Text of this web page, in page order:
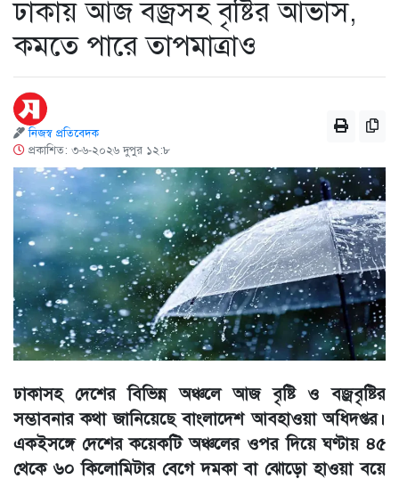
ঢাকায় আজ বজ্রসহ বৃষ্টির আভাস,
কমতে পারে তাপমাত্রাও
নিজস্ব প্রতিবেদক
প্রকাশিত: ৩-৬-২০২৬ দুপুর ১২:৮
ঢাকাসহ দেশের বিভিন্ন অঞ্চলে আজ বৃষ্টি ও বজ্রবৃষ্টির
সম্ভাবনার কথা জানিয়েছে বাংলাদেশ আবহাওয়া অধিদপ্তর।
একইসঙ্গে দেশের কয়েকটি অঞ্চলের ওপর দিয়ে ঘণ্টায় ৪৫
থেকে ৬০ কিলোমিটার বেগে দমকা বা ঝোড়ো হাওয়া বয়ে